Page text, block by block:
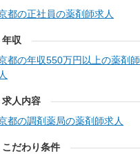
都の正社員の薬剤師求人
年収
都の年収550万円以上の薬剤師
求人内容
都の調剤薬局の薬剤師求人
こだわり条件